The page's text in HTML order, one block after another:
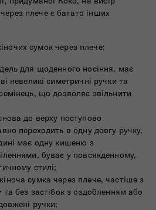
плече є багато інших
сумок через плече:
для щоденного носіння, має
невеликі симетричні ручки та
що дозволяє звільнити
до верху поступово
переходить в одну довгу ручку,
має одну кишеню з
буває у повсякденному,
стилі;
сумка через плече, частіше з
та без застібок з оздобленням або
ручки;